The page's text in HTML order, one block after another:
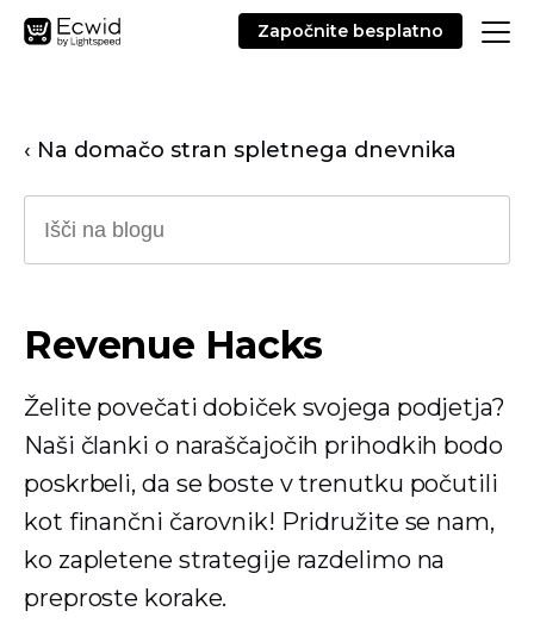
Započnite besplatno
‹ Na domačo stran spletnega dnevnika
Revenue Hacks
Želite povečati dobiček svojega podjetja?
Naši članki o naraščajočih prihodkih bodo
poskrbeli, da se boste v trenutku počutili
kot finančni čarovnik! Pridružite se nam,
ko zapletene strategije razdelimo na
preproste korake.